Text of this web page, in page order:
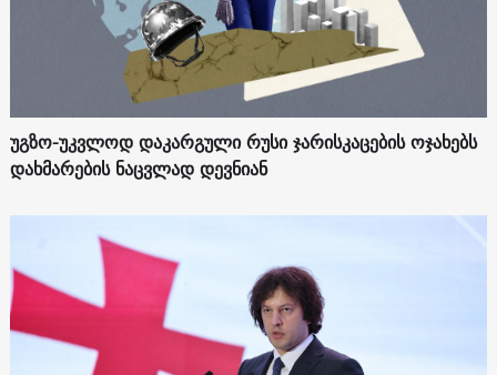
უგზო-უკვლოდ დაკარგული რუსი ჯარისკაცების ოჯახებს
დახმარების ნაცვლად დევნიან